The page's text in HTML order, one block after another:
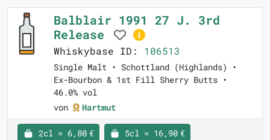
Balblair 1991 27 J. 3rd
Release
Whiskybase ID: 106513
Single Malt • Schottland (Highlands) •
Ex-Bourbon & 1st Fill Sherry Butts •
46.0% vol
von
Hartmut
2cl = 6,80 € 5cl = 16,90 €